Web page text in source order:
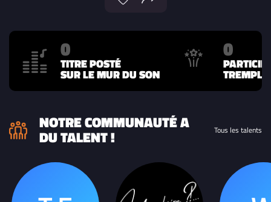
0
TITRE POSTÉ
SUR LE MUR DU SON
0
NOTRE COMMUNAUTÉ A
DU TALENT ! Tous les talents